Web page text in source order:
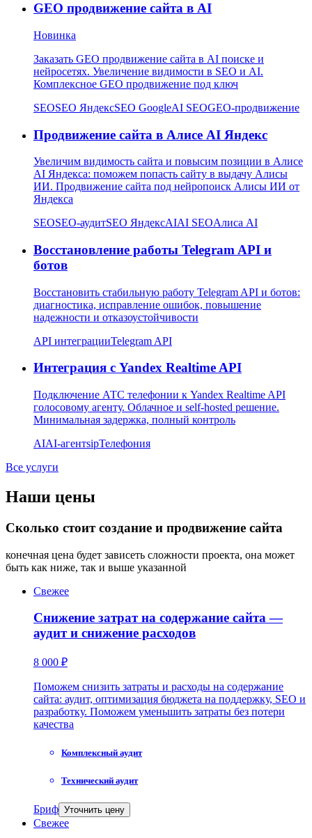
GEO продвижение сайта в AI
Новинка
Заказать GEO продвижение сайта в AI поиске и
нейросетях. Увеличение видимости в SEO и AI.
Комплексное GEO продвижение под ключ
SEOSEO ЯндексSEO GoogleAI SEOGEO-продвижение
Продвижение сайта в Алисе AI Яндекс
Увеличим видимость сайта и повысим позиции в Алисе
AI Яндекса: поможем попасть сайту в выдачу Алисы
ИИ. Продвижение сайта под нейропоиск Алисы ИИ от
Яндекса
SEOSEO-аудитSEO ЯндексAIAI SEOАлиса AI
Восстановление работы Telegram API и
ботов
Восстановить стабильную работу Telegram API и ботов:
диагностика, исправление ошибок, повышение
надежности и отказоустойчивости
API интеграцииTelegram API
Интеграция с Yandex Realtime API
Подключение АТС телефонии к Yandex Realtime API
голосовому агенту. Облачное и self-hosted решение.
Минимальная задержка, полный контроль
AIAI-агентsipТелефония
Все услуги
Наши цены
Сколько стоит создание и продвижение сайта
конечная цена будет зависеть сложности проекта, она может
быть как ниже, так и выше указанной
Свежее
Снижение затрат на содержание сайта —
аудит и снижение расходов
8 000 ₽
Поможем снизить затраты и расходы на содержание
сайта: аудит, оптимизация бюджета на поддержку, SEO и
разработку. Поможем уменьшить затраты без потери
качества
Комплексный аудит
Технический аудит
Бриф Уточнить цену
Свежее